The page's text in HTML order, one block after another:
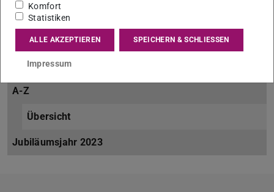
Finanzen
Personal
Tagung
A-Z
Übersicht
Jubiläumsjahr 2023
Komfort
Statistiken
ALLE AKZEPTIEREN SPEICHERN & SCHLIESSEN
Impressum